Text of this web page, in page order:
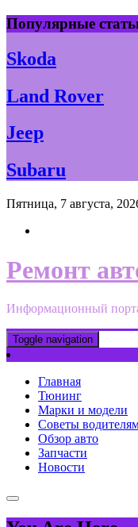
Skip
to
content
Популярные
Skoda
Land Rover
Jeep
Subaru
Пятница, 7 августа,
Ремонт
Информационный
Toggle navigation
Главная
Тюнинг
Марки и модели
Советы
Обзор авто
Запчасти
Новости